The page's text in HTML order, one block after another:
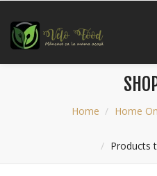
Home Home
Products